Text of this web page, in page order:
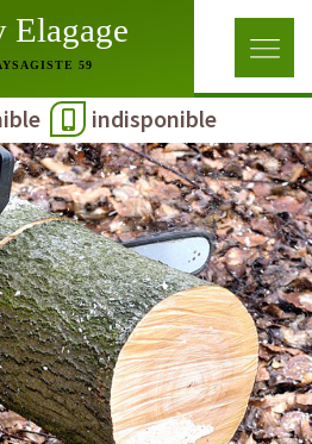
Elagage
59
indisponible